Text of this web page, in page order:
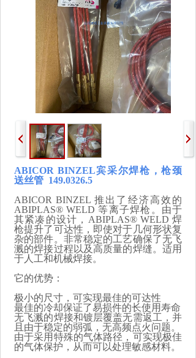
ABICOR BINZEL宾采尔焊枪，枪颈
送丝管 149.0326.5
ABICOR BINZEL 推出了经济高效的
ABIPLAS® WELD 等离子焊枪。由于
其紧凑的设计，ABIPLAS® WELD 焊
枪提升了可达性，即使对于几何形状复
杂的部件。非常稳定的工艺确保了无飞
溅的焊接过程以及高质量的焊缝。适用
于人工和机械焊接。
它的优势：
极小的尺寸，可实现最佳的可达性
最佳的冷却保证了易损件的长使用寿命
无飞溅的焊接和镀层覆盖无需返工，并
且由于稳定的弱弧，无高频点火问题。
由于采用特殊的气体路径，可实现极佳
的气体保护，从而可以处理敏感材料。